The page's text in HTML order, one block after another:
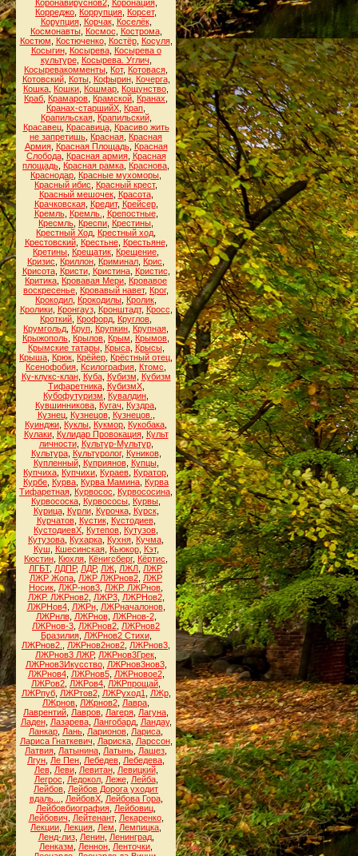
Коронавируснов2, Коронация,
Корреджо Коррупция Корсет,
Корупция, Корчак, Коселёк,
Космонавты, Космос Кострома,
Костюм
Костюченко, Костёр, Косуля,
Косыгин, Косырева, Косырева о
культуре, Косырева. Углич
Косыревакомменты Кот, Котовася
Котовский, Коты, Кофырин, Кочерга,
Кошка Кошки Кошмар Кощунство
Краб Крамаров Крамской Кранах
Кранах-старшийХ Крап
Крапильская, Крапильский,
Красавец, Красавица, Красиво жить
не запретишь Красная Красная
Армия, Красная Площадь, Красная
Слобода, Красная армия, Красная
площадь Красная рамка Краснова
Краснодар Красные мухоморы
Красный ибис
Красный крест,
Красный мешочек, Красота,
Крачковская, Кредит, Крейсер,
Кремль, Кремль. Крепостные,
Кресмль Креспи Крестины
Крестный Ход Крестный ход
Крестовский, Крестьне, Крестьяне,
Кретины Крещатик Крещение
Кризис
Криллон Криминал Крис
Крисота, Кристи, Кристина, Кристис
Критика Кровавая Мери Кровавое
воскресенье Кровавый навет, Крог,
Крокодил Крокодилы Кролик
Кролики, Кронгауз, Кронштадт, Кросс
Кроткий Крофорд Круглов
Крумгольд Круп Крупкин Крупная
Крыжополь Крылов Крым Крымов
Крымские татары, Крыса, Крысы,
Крыша Крюк Крёйер Крёстный отец
Ксенофобия Ксилография Ктомс
Ку-клукс-клан, Куба, Кубизм
Кубизм
Тифаретника, КубизмХ,
Кубофутуризм
Кувалдин
Кувшинникова Кугач Куздра
Кузнец, Кузнецов, Кузнецов.
Куинджи Куклы Кукмор Кукобака
Кулаки, Кулидар Провокация, Культ
личности, Культур-Мультур,
Культура, Культуролог, Куников,
Купленный, Куприянов, Купцы,
Купчиха Купчихи Кураев Куратор
Курбе Курва Курва Мамина Курва
Тифаретная Курвосос Курвососина
Курвососка Курвососы Курвы
Курица, Курли, Курочка, Курск,
Курчатов, Кустик, Кустодиев,
КустодиевХ Кутепов Кутузов
Кутузова Кухарка Кухня Кучма
Куш
Кшесинская, Кьюкор, Кэт,
Кюстин Кюхля Кёнигсберг, Кёртис
ЛГБТ, ЛДПР, ЛДР, ЛЖ ЛЖЛ ЛЖР,
ЛЖР Жопа ЛЖР ЛЖРнов2 ЛЖР
Носик ЛЖР-нов3 ЛЖР. ЛЖРнов
ЛЖР. ЛЖРнов2, ЛЖР3, ЛЖРНов2,
ЛЖРНов4, ЛЖРн, ЛЖРначалонов,
ЛЖРнлв, ЛЖРнов, ЛЖРнов-2,
ЛЖРнов-3 ЛЖРнов2 ЛЖРнов2
Бразилия, ЛЖРнов2 Стихи,
ЛЖРнов2.
ЛЖРнов2нов2 ЛЖРнов3
ЛЖРнов3 ЛЖР, ЛЖРнов3Грек
ЛЖРнов3Икусство, ЛЖРнов3нов3,
ЛЖРнов4, ЛЖРнов5, ЛЖРновое2,
ЛЖРов2 ЛЖРов4 ЛЖРпрощай
ЛЖРпуб, ЛЖРтов2, ЛЖРуход1 ЛЖр,
ЛЖрнов ЛЖрнов2 Лавра
Лаврентий Лавров Лагеря Лагуна
Ладен, Лазарева, Лангобард, Ландау,
Ланкар Лань Ларионов Лариса
Лариса Гнаткевич
Лариска, Ларссон,
Латвия Латынина Латынь Лашез
Лгун Ле Пен Лебедев Лебедева
Лев, Леви, Левитан, Левицкий,
Легрос
Ледокол, Леже, Лейба,
Лейбов Лейбов Дорога уходит
вдаль...
ЛейбовХ, Лейбова Гора,
Лейбовбиография Лейбовиц
Лейбович
Лейтенант, Лекаренко,
Лекции Лекция Лем Лемпицка
Ленд-лиз, Ленин, Ленинград,
Ленказм
Леннон Ленточки